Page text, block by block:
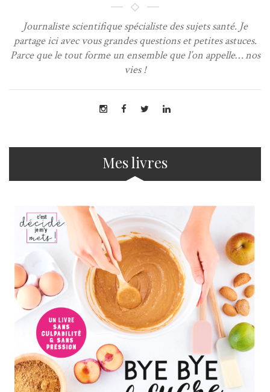
Journaliste scientifique spécialiste des sujets santé. Je
partage ici avec vous grandes questions et petites astuces.
Parce que le tout forme un ensemble que l’on appelle… nos
vies !
Mes livres